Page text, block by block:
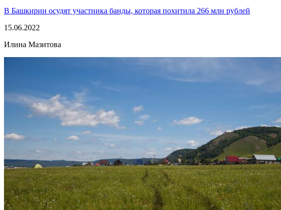
В Башкирии осудят участника банды, которая похитила 266 млн рублей
15.06.2022
Илина Мазитова